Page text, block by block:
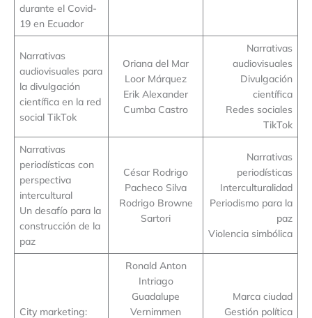
durante el Covid-
19 en Ecuador
Narrativas
audiovisuales para
la divulgación
científica en la red
social TikTok
Oriana del Mar
Loor Márquez
Erik Alexander
Cumba Castro
Narrativas
audiovisuales
Divulgación
científica
Redes sociales
TikTok
Narrativas
periodísticas con
perspectiva
intercultural
Un desafío para la
construcción de la
paz
César Rodrigo
Pacheco Silva
Rodrigo Browne
Sartori
Narrativas
periodísticas
Interculturalidad
Periodismo para la
paz
Violencia simbólica
City marketing:
Ronald Anton
Intriago
Guadalupe
Vernimmen
Marca ciudad
Gestión política